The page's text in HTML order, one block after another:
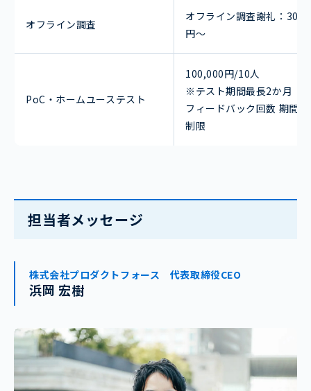
オフライン調査
オフライン調査謝礼：
円〜
PoC・ホームユーステスト
100,000円/10人
※テスト期間最長2か月
フィードバック回数 期間
制限
担当者メッセージ
株式会社プロダクトフォース 代表取締役CEO
浜岡 宏樹